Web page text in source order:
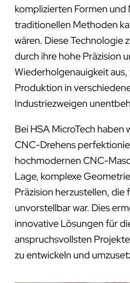
komplizierten Formen und
traditionellen Methoden
wären. Diese Technologie
durch ihre hohe Präzision
Wiederholgenauigkeit aus,
Produktion in
Industriezweigen
Bei HSA MicroTech haben
CNC-Drehens
hochmodernen CNC-
Lage, komplexe
Präzision herzustellen, die
unvorstellbar war. Dies
innovative Lösungen für
anspruchsvollsten
zu entwickeln und